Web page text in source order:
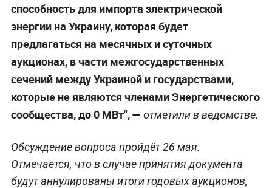
способность для импорта электрической
энергии на Украину, которая будет
предлагаться на месячных и суточных
аукционах, в части межгосударственных
сечений между Украиной и государствами,
которые не являются членами Энергетического
сообщества, до 0 МВт", — отметили в ведомстве.
Обсуждение вопроса пройдёт 26 мая.
Отмечается, что в случае принятия документа
будут аннулированы итоги годовых аукционов,